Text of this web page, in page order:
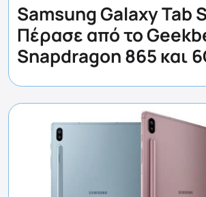
Samsung Galaxy Tab
Πέρασε από το
Snapdragon 865 και